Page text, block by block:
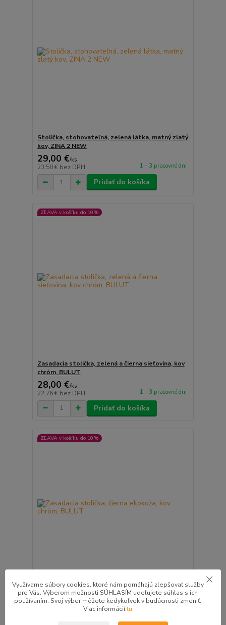
Stolička, stohovateľná, zelená látka, matný zlatý
kov, ZINA 2 NEW
29,00 €/ks
23,58 € bez DPH 1 - 3 pracovné dni
Pridať do košíka
ZĽAVA v košíku do 10%
Zasadacia stolička, zelená a čierna sieťovina, kov
chróm, BULUT
28,00 €/ks
22,76 € bez DPH 1 - 3 pracovné dni
Pridať do košíka
ZĽAVA v košíku do 10%
Zasadacia stolička, čierna ekokoža, kov chróm,
BULUT
Využívame súbory cookies, ktoré nám pomáhajú zlepšovať služby
pre Vás. Výberom možnosti SÚHLASÍM udeľujete súhlas s ich
používaním. Svoj výber môžete kedykoľvek v budúcnosti zmeniť.
Viac informáciítu